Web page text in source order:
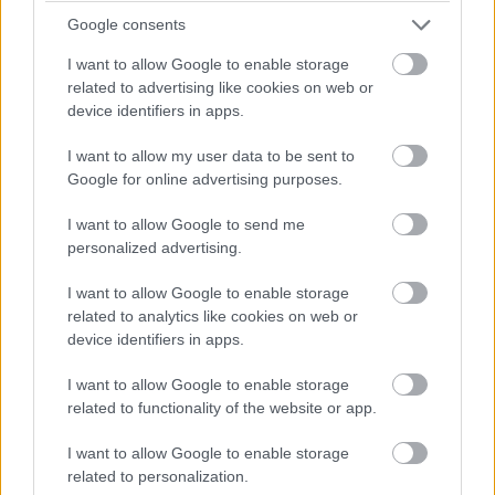
Google consents
I want to allow Google to enable storage
related to advertising like cookies on web or
device identifiers in apps.
I want to allow my user data to be sent to
Google for online advertising purposes.
I want to allow Google to send me
personalized advertising.
I want to allow Google to enable storage
related to analytics like cookies on web or
device identifiers in apps.
I want to allow Google to enable storage
related to functionality of the website or app.
I want to allow Google to enable storage
related to personalization.
Végre mert váltani a Sony, ami nagyon rá is fért a
konzervatív Xperia-vonalra. Az XZ3 pozicionálása
nagyon furcsa: az XZ2-t egyértelműen leváltja, de az
XZ2 Premium alatt helyezkedik el, hiába újabb modell
nála. A szuper OLED kijelző és a szép külső mellett a jó
üzemidőt, az extra rezgőmotorral megtámogatott,